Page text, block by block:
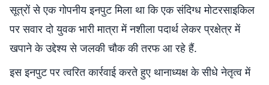
सूत्रों से एक गोपनीय इनपुट मिला था कि एक संदिग्ध मोटरसाइकिल
पर सवार दो युवक भारी मात्रा में नशीला पदार्थ लेकर प्रक्षेत्र में
खपाने के उद्देश्य से जलकी चौक की तरफ आ रहे हैं.
इस इनपुट पर त्वरित कार्रवाई करते हुए थानाध्यक्ष के सीधे नेतृत्व में